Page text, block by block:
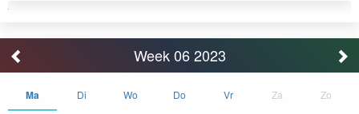
Week 06 2023
Ma Di Wo Do Vr Za Zo